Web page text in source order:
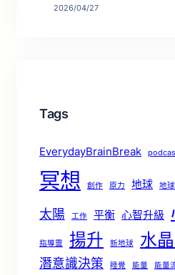
2026/04/27
Tags
EverydayBrainBreak
冥想 創作 原力 地球 地
太陽 工作 平衡 心智升級
指導靈 揚升 新地球 水
潛意識決策 睡覺 能量 能量